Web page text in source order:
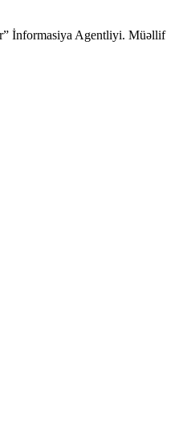
İnformasiya Agentliyi. Müəllif